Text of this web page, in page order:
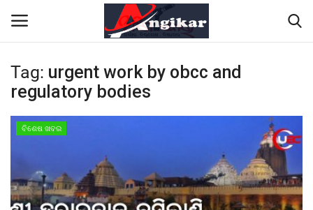
Home
ଗାଜା ଶାନ୍ତି ସମ୍ମିଳନୀରେ ମୋଦୀଙ୍କୁ ପ୍ରଶଂସା
Contact
Tag: urgent work by obcc and
regulatory bodies
ବିଶେଷ ଖବର